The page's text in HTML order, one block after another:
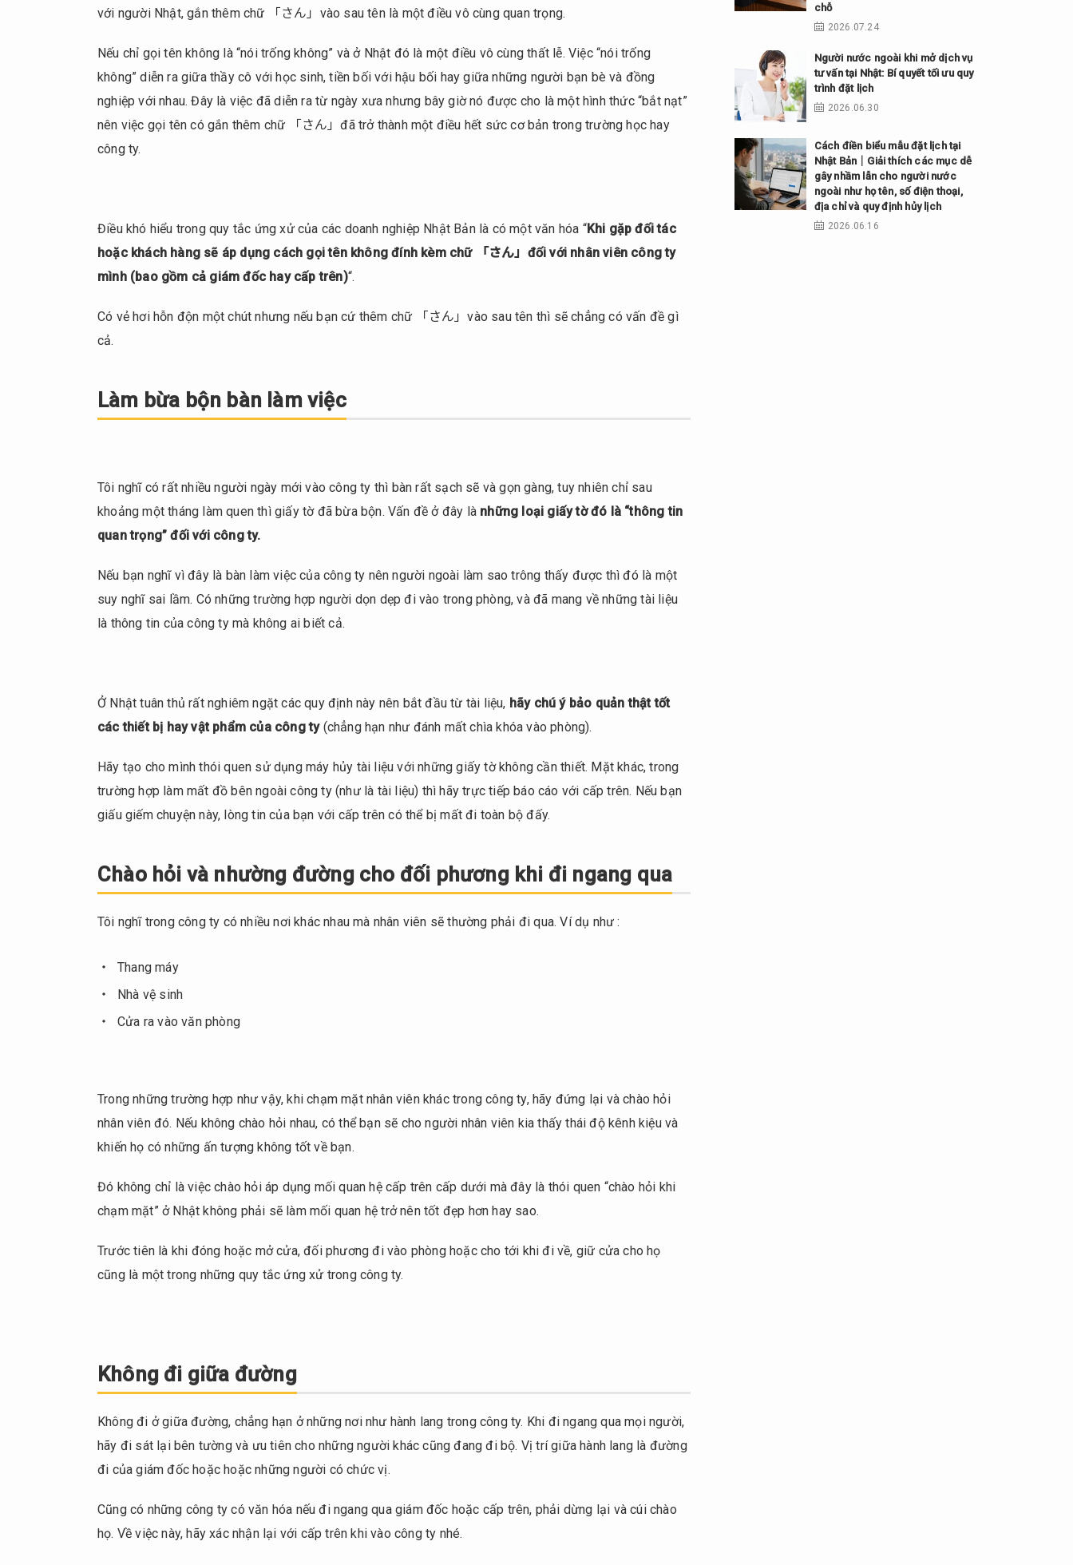
đường
phương
ngang
qua
Không
Vị
trí
xe
kết
với người Nhật, gắn thêm chữ 「さん」vào sau tên là một điều vô cùng quan trọng.
Nếu chỉ gọi tên không là “nói trống không” và ở Nhật đó là một điều vô cùng thất lễ. Việc “nói trống
không” diễn ra giữa thầy cô với học sinh, tiền bối với hậu bối hay giữa những người bạn bè và đồng
nghiệp với nhau. Đây là việc đã diễn ra từ ngày xưa nhưng bây giờ nó được cho là một hình thức “bắt nạt”
nên việc gọi tên có gắn thêm chữ 「さん」đã trở thành một điều hết sức cơ bản trong trường học hay
công ty.
Điều khó hiểu trong quy tắc ứng xử của các doanh nghiệp Nhật Bản là có một văn hóa “Khi gặp đối tác
hoặc khách hàng sẽ áp dụng cách gọi tên không đính kèm chữ 「さん」đối với nhân viên công ty
mình (bao gồm cả giám đốc hay cấp trên)“.
Có vẻ hơi hỗn độn một chút nhưng nếu bạn cứ thêm chữ 「さん」vào sau tên thì sẽ chẳng có vấn đề gì
cả.
Làm bừa bộn bàn làm việc
Tôi nghĩ có rất nhiều người ngày mới vào công ty thì bàn rất sạch sẽ và gọn gàng, tuy nhiên chỉ sau
khoảng một tháng làm quen thì giấy tờ đã bừa bộn. Vấn đề ở đây là những loại giấy tờ đó là “thông tin
quan trọng” đối với công ty.
Nếu bạn nghĩ vì đây là bàn làm việc của công ty nên người ngoài làm sao trông thấy được thì đó là một
suy nghĩ sai lầm. Có những trường hợp người dọn dẹp đi vào trong phòng, và đã mang về những tài liệu
là thông tin của công ty mà không ai biết cả.
Ở Nhật tuân thủ rất nghiêm ngặt các quy định này nên bắt đầu từ tài liệu, hãy chú ý bảo quản thật tốt
các thiết bị hay vật phẩm của công ty(chẳng hạn như đánh mất chìa khóa vào phòng).
Hãy tạo cho mình thói quen sử dụng máy hủy tài liệu với những giấy tờ không cần thiết. Mặt khác, trong
trường hợp làm mất đồ bên ngoài công ty (như là tài liệu) thì hãy trực tiếp báo cáo với cấp trên. Nếu bạn
giấu giếm chuyện này, lòng tin của bạn với cấp trên có thể bị mất đi toàn bộ đấy.
Chào hỏi và nhường đường cho đối phương khi đi ngang qua
Tôi nghĩ trong công ty có nhiều nơi khác nhau mà nhân viên sẽ thường phải đi qua. Ví dụ như :
Thang máy
Nhà vệ sinh
Cửa ra vào văn phòng
Trong những trường hợp như vậy, khi chạm mặt nhân viên khác trong công ty, hãy đứng lại và chào hỏi
nhân viên đó. Nếu không chào hỏi nhau, có thể bạn sẽ cho người nhân viên kia thấy thái độ kênh kiệu và
khiến họ có những ấn tượng không tốt về bạn.
Đó không chỉ là việc chào hỏi áp dụng mối quan hệ cấp trên cấp dưới mà đây là thói quen “chào hỏi khi
chạm mặt” ở Nhật không phải sẽ làm mối quan hệ trở nên tốt đẹp hơn hay sao.
Trước tiên là khi đóng hoặc mở cửa, đối phương đi vào phòng hoặc cho tới khi đi về, giữ cửa cho họ
cũng là một trong những quy tắc ứng xử trong công ty.
Không đi giữa đường
Không đi ở giữa đường, chẳng hạn ở những nơi như hành lang trong công ty. Khi đi ngang qua mọi người,
hãy đi sát lại bên tường và ưu tiên cho những người khác cũng đang đi bộ. Vị trí giữa hành lang là đường
đi của giám đốc hoặc hoặc những người có chức vị.
Cũng có những công ty có văn hóa nếu đi ngang qua giám đốc hoặc cấp trên, phải dừng lại và cúi chào
họ. Về việc này, hãy xác nhận lại với cấp trên khi vào công ty nhé.
chỗ
2026.07.24
Người nước ngoài khi mở dịch vụ
tư vấn tại Nhật: Bí quyết tối ưu quy
trình đặt lịch
2026.06.30
Cách điền biểu mẫu đặt lịch tại
Nhật Bản｜Giải thích các mục dễ
gây nhầm lẫn cho người nước
ngoài như họ tên, số điện thoại,
địa chỉ và quy định hủy lịch
2026.06.16